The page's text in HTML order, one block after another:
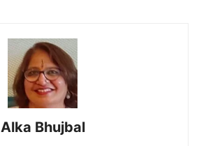
Alka Bhujbal